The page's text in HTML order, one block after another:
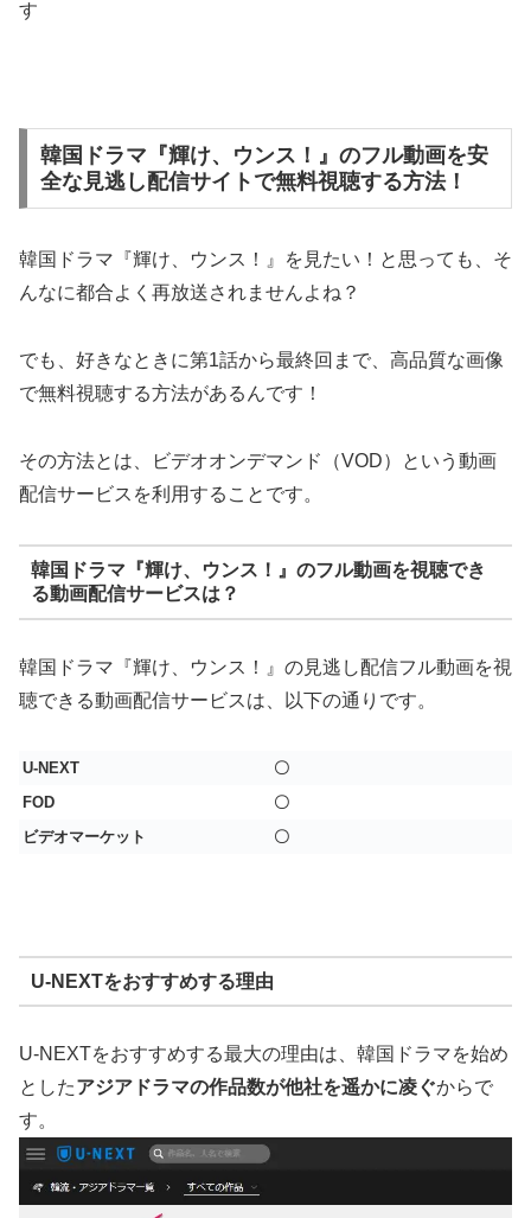
す
韓国ドラマ『輝け、ウンス！』のフル動画を安
全な見逃し配信サイトで無料視聴する方法！
韓国ドラマ『輝け、ウンス！』を見たい！と思っても、そ
んなに都合よく再放送されませんよね？
でも、好きなときに第1話から最終回まで、高品質な画像
で無料視聴する方法があるんです！
その方法とは、ビデオオンデマンド（VOD）という動画
配信サービスを利用することです。
韓国ドラマ『輝け、ウンス！』のフル動画を視聴でき
る動画配信サービスは？
韓国ドラマ『輝け、ウンス！』の見逃し配信フル動画を視
聴できる動画配信サービスは、以下の通りです。
U-NEXT
〇
FOD
〇
ビデオマーケット
〇
U-NEXTをおすすめする理由
U-NEXTをおすすめする最大の理由は、韓国ドラマを始め
としたアジアドラマの作品数が他社を遥かに凌ぐからで
す。